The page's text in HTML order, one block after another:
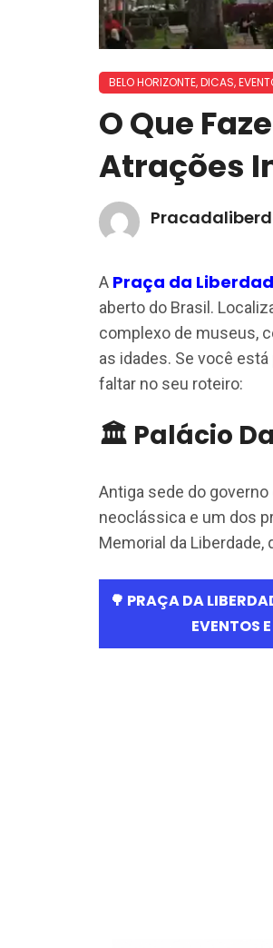
BELO HORIZONTE,DICAS,
O Que
Atrações
A Praça da
aberto do Brasil.
complexo de museus,
as idades. Se você
faltar no seu roteiro:​
🏛️ Palácio
Antiga sede do
neoclássica e um dos
Memorial da